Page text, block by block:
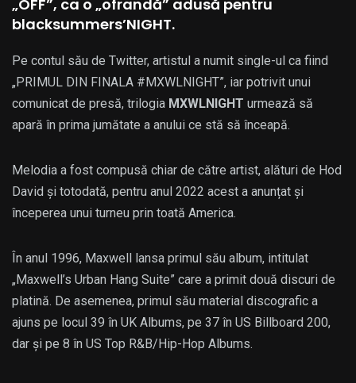
„OFF”, ca o „ofrandă” adusă pentru
blacksummers’NIGHT.
Pe contul său de Twitter, artistul a numit single-ul ca fiind
„PRIMUL DIN FINALA #MXWLNIGHT”, iar potrivit unui
comunicat de presă, trilogia MXWLNIGHT urmează să
apară în prima jumătate a anului ce stă să înceapă.
Melodia a fost compusă chiar de către artist, alături de Hod
David și totodată, pentru anul 2022 acest a anunțat și
începerea unui turneu prin toată America.
În anul 1996, Maxwell lansa primul său album, intitulat
„Maxwell’s Urban Hang Suite” care a primit două discuri de
platină. De asemenea, primul său material discografic a
ajuns pe locul 39 în UK Albums, pe 37 în US Billboard 200,
dar și pe 8 în US Top R&B/Hip-Hop Albums.